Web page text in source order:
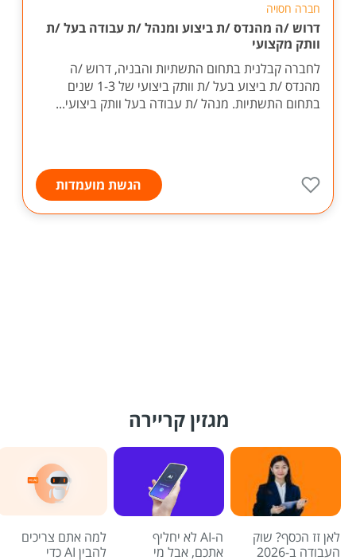
חברה חסויה
דרוש /ה מהנדס /ת ביצוע ומנהל /ת עבודה בעל /ת
וותק מקצועי
לחברה קבלנית בתחום התשתיות והבניה, דרוש /ה
מהנדס /ת ביצוע בעל /ת וותק ביצועי של 1-3 שנים
בתחום התשתיות. מנהל /ת עבודה בעל וותק ביצועי...
הגשת מועמדות
מגזין קריירה
לאן זז הכסף? שוק
העבודה ב-2026
ה-AI לא יחליף
אתכם, אבל מי
למה אתם צריכים
להבין AI כדי